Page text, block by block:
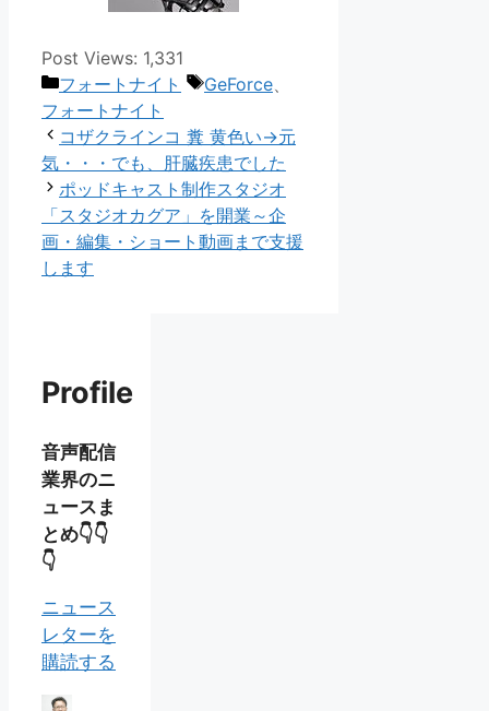
Post Views: 1,331
カ
テ
ゴ
リ
ー
フォートナイト
タ
GeForce、
フォートナイト
コザクラインコ 糞 黄色い→元
気・・・でも、肝臓疾患でした
ポッドキャスト制作スタジオ
「スタジオカグア」を開業～企
画・編集・ショート動画まで支援
します
Profile
音声配信
業界のニ
ュースま
とめ👇👇
👇
ニュース
レターを
購読する